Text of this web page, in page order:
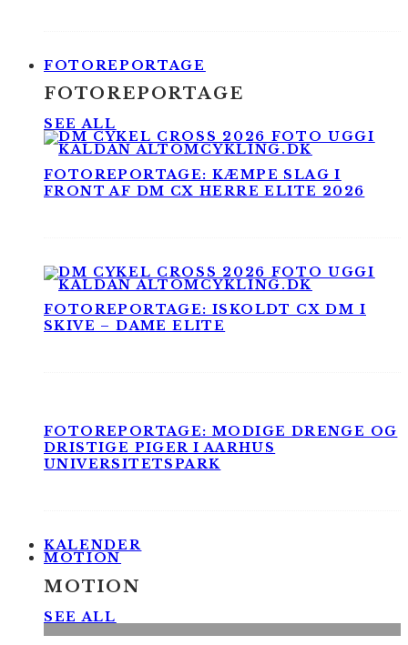
FOTOREPORTAGE
FOTOREPORTAGE
SEE ALL
FOTOREPORTAGE: KÆMPE SLAG I
FRONT AF DM CX HERRE ELITE 2026
FOTOREPORTAGE: ISKOLDT CX DM I
SKIVE – DAME ELITE
FOTOREPORTAGE: MODIGE DRENGE OG
DRISTIGE PIGER I AARHUS
UNIVERSITETSPARK
KALENDER
MOTION
MOTION
SEE ALL